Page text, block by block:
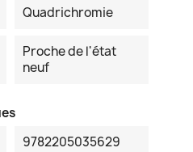
Quadrichromie
Proche de l'état
neuf
9782205035629